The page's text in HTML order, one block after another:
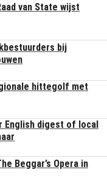
van State wijst
bij
hittegolf met
English digest of local
Beggar’s Opera in